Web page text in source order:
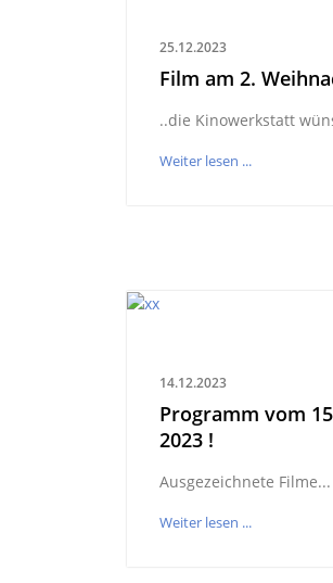
25.12.2023
Film am 2.
..die Kinowerkstatt
Weiter lesen ...
14.12.2023
Programm vom
2023 !
Ausgezeichnete Filme...
Weiter lesen ...